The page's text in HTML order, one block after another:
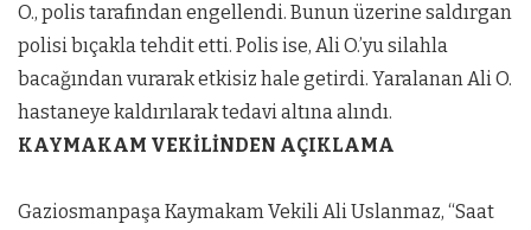
O., polis tarafından engellendi. Bunun üzerine saldırgan
polisi bıçakla tehdit etti. Polis ise, Ali O.’yu silahla
bacağından vurarak etkisiz hale getirdi. Yaralanan Ali O.
hastaneye kaldırılarak tedavi altına alındı.
KAYMAKAM VEKİLİNDEN AÇIKLAMA
Gaziosmanpaşa Kaymakam Vekili Ali Uslanmaz, “Saat